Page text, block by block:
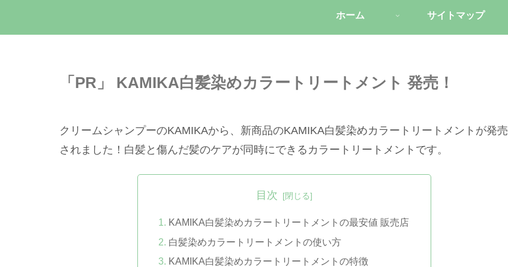
ホーム サイトマップ
「PR」 KAMIKA白髪染めカラートリートメント 発売！
クリームシャンプーのKAMIKAから、新商品のKAMIKA白髪染めカラートリートメントが発売
されました！白髪と傷んだ髪のケアが同時にできるカラートリートメントです。
目次
KAMIKA白髪染めカラートリートメントの最安値 販売店
白髪染めカラートリートメントの使い方
KAMIKA白髪染めカラートリートメントの特徴